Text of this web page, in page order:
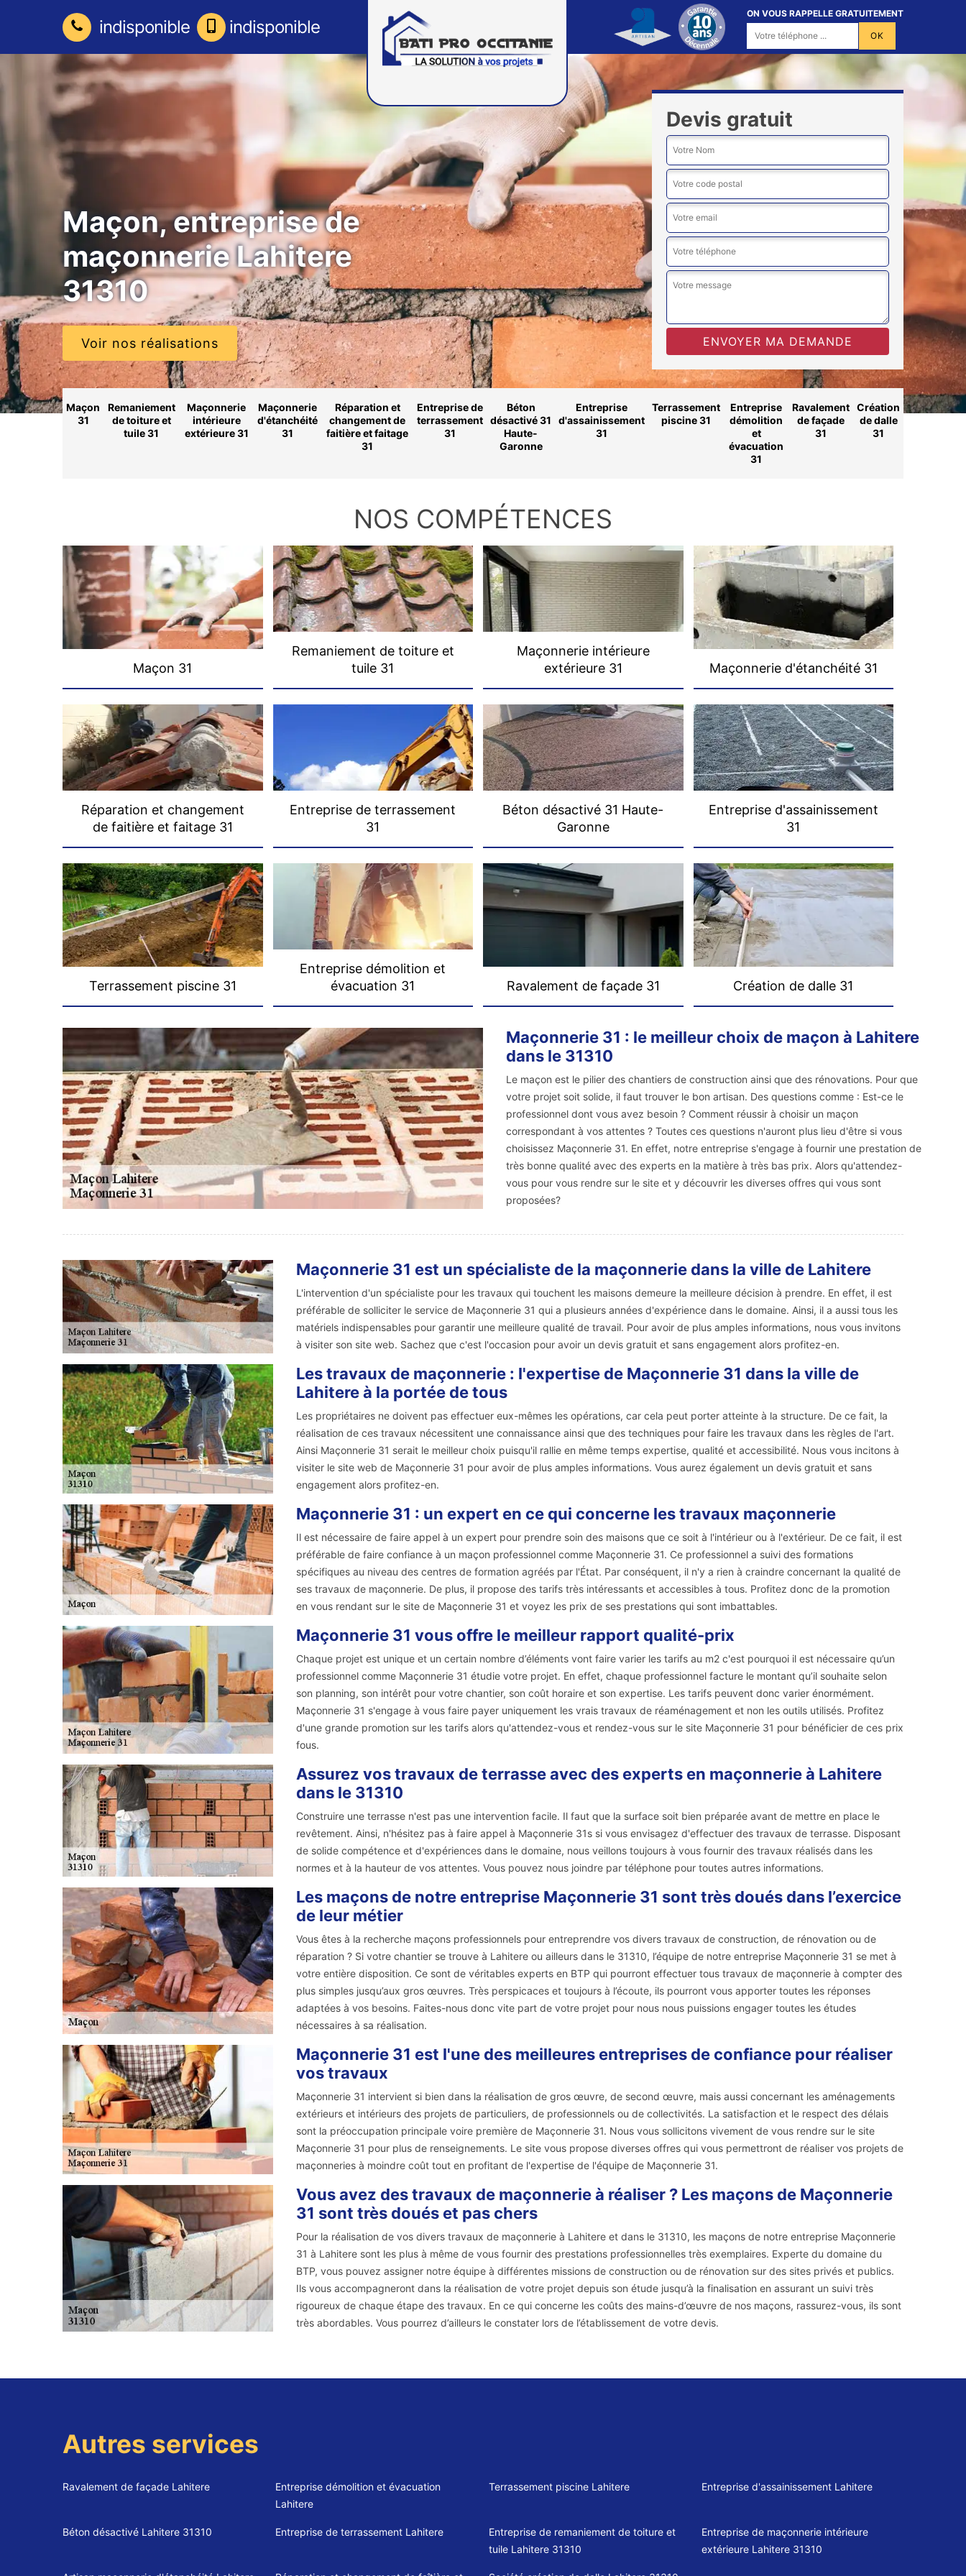
indisponible indisponible
ON VOUS RAPPELLE GRATUITEMENT
Maçon, entreprise de
maçonnerie Lahitere
31310
Voir nos réalisations
Devis gratuit
Maçon
31
Remaniement
de toiture et
tuile 31
Maçonnerie
intérieure
extérieure 31
Maçonnerie
d'étanchéité
31
Réparation et
changement de
faitière et faitage
31
Entreprise de
terrassement
31
Béton
désactivé 31
Haute-
Garonne
Entreprise
d'assainissement
31
Terrassement
piscine 31
Entreprise
démolition
et
évacuation
31
Ravalement
de façade
31
Création
de dalle
31
NOS COMPÉTENCES
Maçon 31
Remaniement de toiture et
tuile 31
Maçonnerie intérieure
extérieure 31
Maçonnerie d'étanchéité 31
Réparation et changement
de faitière et faitage 31
Entreprise de terrassement
31
Béton désactivé 31 Haute-
Garonne
Entreprise d'assainissement
31
Terrassement piscine 31
Entreprise démolition et
évacuation 31
Ravalement de façade 31 Création de dalle 31
Maçonnerie 31 : le meilleur choix de maçon à Lahitere
dans le 31310
Le maçon est le pilier des chantiers de construction ainsi que des rénovations. Pour que
votre projet soit solide, il faut trouver le bon artisan. Des questions comme : Est-ce le
professionnel dont vous avez besoin ? Comment réussir à choisir un maçon
correspondant à vos attentes ? Toutes ces questions n'auront plus lieu d'être si vous
choisissez Maçonnerie 31. En effet, notre entreprise s'engage à fournir une prestation de
très bonne qualité avec des experts en la matière à très bas prix. Alors qu'attendez-
vous pour vous rendre sur le site et y découvrir les diverses offres qui vous sont
proposées?
Maçonnerie 31 est un spécialiste de la maçonnerie dans la ville de Lahitere
L'intervention d'un spécialiste pour les travaux qui touchent les maisons demeure la meilleure décision à prendre. En effet, il est
préférable de solliciter le service de Maçonnerie 31 qui a plusieurs années d'expérience dans le domaine. Ainsi, il a aussi tous les
matériels indispensables pour garantir une meilleure qualité de travail. Pour avoir de plus amples informations, nous vous invitons
à visiter son site web. Sachez que c'est l'occasion pour avoir un devis gratuit et sans engagement alors profitez-en.
Les travaux de maçonnerie : l'expertise de Maçonnerie 31 dans la ville de
Lahitere à la portée de tous
Les propriétaires ne doivent pas effectuer eux-mêmes les opérations, car cela peut porter atteinte à la structure. De ce fait, la
réalisation de ces travaux nécessitent une connaissance ainsi que des techniques pour faire les travaux dans les règles de l'art.
Ainsi Maçonnerie 31 serait le meilleur choix puisqu'il rallie en même temps expertise, qualité et accessibilité. Nous vous incitons à
visiter le site web de Maçonnerie 31 pour avoir de plus amples informations. Vous aurez également un devis gratuit et sans
engagement alors profitez-en.
Maçonnerie 31 : un expert en ce qui concerne les travaux maçonnerie
Il est nécessaire de faire appel à un expert pour prendre soin des maisons que ce soit à l'intérieur ou à l'extérieur. De ce fait, il est
préférable de faire confiance à un maçon professionnel comme Maçonnerie 31. Ce professionnel a suivi des formations
spécifiques au niveau des centres de formation agréés par l'État. Par conséquent, il n'y a rien à craindre concernant la qualité de
ses travaux de maçonnerie. De plus, il propose des tarifs très intéressants et accessibles à tous. Profitez donc de la promotion
en vous rendant sur le site de Maçonnerie 31 et voyez les prix de ses prestations qui sont imbattables.
Maçonnerie 31 vous offre le meilleur rapport qualité-prix
Chaque projet est unique et un certain nombre d’éléments vont faire varier les tarifs au m2 c'est pourquoi il est nécessaire qu’un
professionnel comme Maçonnerie 31 étudie votre projet. En effet, chaque professionnel facture le montant qu’il souhaite selon
son planning, son intérêt pour votre chantier, son coût horaire et son expertise. Les tarifs peuvent donc varier énormément.
Maçonnerie 31 s'engage à vous faire payer uniquement les vrais travaux de réaménagement et non les outils utilisés. Profitez
d'une grande promotion sur les tarifs alors qu'attendez-vous et rendez-vous sur le site Maçonnerie 31 pour bénéficier de ces prix
fous.
Assurez vos travaux de terrasse avec des experts en maçonnerie à Lahitere
dans le 31310
Construire une terrasse n'est pas une intervention facile. Il faut que la surface soit bien préparée avant de mettre en place le
revêtement. Ainsi, n'hésitez pas à faire appel à Maçonnerie 31s si vous envisagez d'effectuer des travaux de terrasse. Disposant
de solide compétence et d'expériences dans le domaine, nous veillons toujours à vous fournir des travaux réalisés dans les
normes et à la hauteur de vos attentes. Vous pouvez nous joindre par téléphone pour toutes autres informations.
Les maçons de notre entreprise Maçonnerie 31 sont très doués dans l’exercice
de leur métier
Vous êtes à la recherche maçons professionnels pour entreprendre vos divers travaux de construction, de rénovation ou de
réparation ? Si votre chantier se trouve à Lahitere ou ailleurs dans le 31310, l’équipe de notre entreprise Maçonnerie 31 se met à
votre entière disposition. Ce sont de véritables experts en BTP qui pourront effectuer tous travaux de maçonnerie à compter des
plus simples jusqu’aux gros œuvres. Très perspicaces et toujours à l’écoute, ils pourront vous apporter toutes les réponses
adaptées à vos besoins. Faites-nous donc vite part de votre projet pour nous nous puissions engager toutes les études
nécessaires à sa réalisation.
Maçonnerie 31 est l'une des meilleures entreprises de confiance pour réaliser
vos travaux
Maçonnerie 31 intervient si bien dans la réalisation de gros œuvre, de second œuvre, mais aussi concernant les aménagements
extérieurs et intérieurs des projets de particuliers, de professionnels ou de collectivités. La satisfaction et le respect des délais
sont la préoccupation principale voire première de Maçonnerie 31. Nous vous sollicitons vivement de vous rendre sur le site
Maçonnerie 31 pour plus de renseignements. Le site vous propose diverses offres qui vous permettront de réaliser vos projets de
maçonneries à moindre coût tout en profitant de l'expertise de l'équipe de Maçonnerie 31.
Vous avez des travaux de maçonnerie à réaliser ? Les maçons de Maçonnerie
31 sont très doués et pas chers
Pour la réalisation de vos divers travaux de maçonnerie à Lahitere et dans le 31310, les maçons de notre entreprise Maçonnerie
31 à Lahitere sont les plus à même de vous fournir des prestations professionnelles très exemplaires. Experte du domaine du
BTP, vous pouvez assigner notre équipe à différentes missions de construction ou de rénovation sur des sites privés et publics.
Ils vous accompagneront dans la réalisation de votre projet depuis son étude jusqu’à la finalisation en assurant un suivi très
rigoureux de chaque étape des travaux. En ce qui concerne les coûts des mains-d’œuvre de nos maçons, rassurez-vous, ils sont
très abordables. Vous pourrez d’ailleurs le constater lors de l’établissement de votre devis.
Autres services
Ravalement de façade Lahitere
Entreprise démolition et évacuation
Lahitere
Terrassement piscine Lahitere Entreprise d'assainissement Lahitere
Béton désactivé Lahitere 31310 Entreprise de terrassement Lahitere
Entreprise de remaniement de toiture et
tuile Lahitere 31310
Entreprise de maçonnerie intérieure
extérieure Lahitere 31310